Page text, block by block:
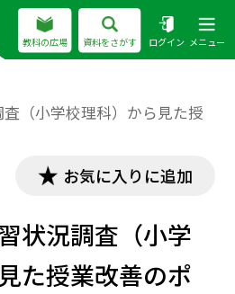
教科の広場 資料をさがす ログイン メニュー
（小学校理科）から見た授
お気に入りに追加
状況調査（小学
た授業改善のポ